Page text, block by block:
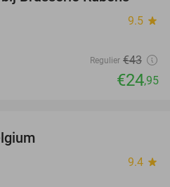
9.5 star
Regulier €43
€24,95
9.4 star